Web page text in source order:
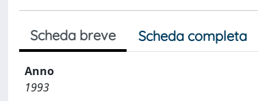
Scheda breve Scheda completa
Anno
1993